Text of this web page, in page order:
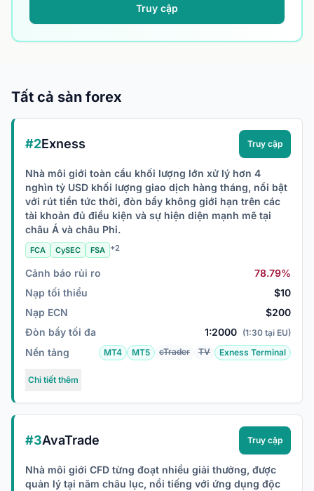
Truy cập
Tất cả sàn forex
#2Exness Truy cập
Nhà môi giới toàn cầu khối lượng lớn xử lý hơn 4
nghìn tỷ USD khối lượng giao dịch hàng tháng, nổi bật
với rút tiền tức thời, đòn bẩy không giới hạn trên các
tài khoản đủ điều kiện và sự hiện diện mạnh mẽ tại
châu Á và châu Phi.
FCA CySEC FSA +2
Cảnh báo rủi ro
78.79%
Nạp tối thiểu
$10
Nạp ECN
$200
Đòn bẩy tối đa
1:2000 (1:30 tại EU)
Nền tảng MT4 MT5 cTrader TV Exness Terminal
Chi tiết thêm
#3AvaTrade Truy cập
Nhà môi giới CFD từng đoạt nhiều giải thưởng, được
quản lý tại năm châu lục, nổi tiếng với ứng dụng độc